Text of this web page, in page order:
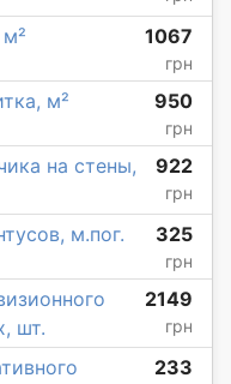
1067
грн
м² 950
грн
на стены,
922
грн
м.пог. 325
грн
шт.
2149
грн
233